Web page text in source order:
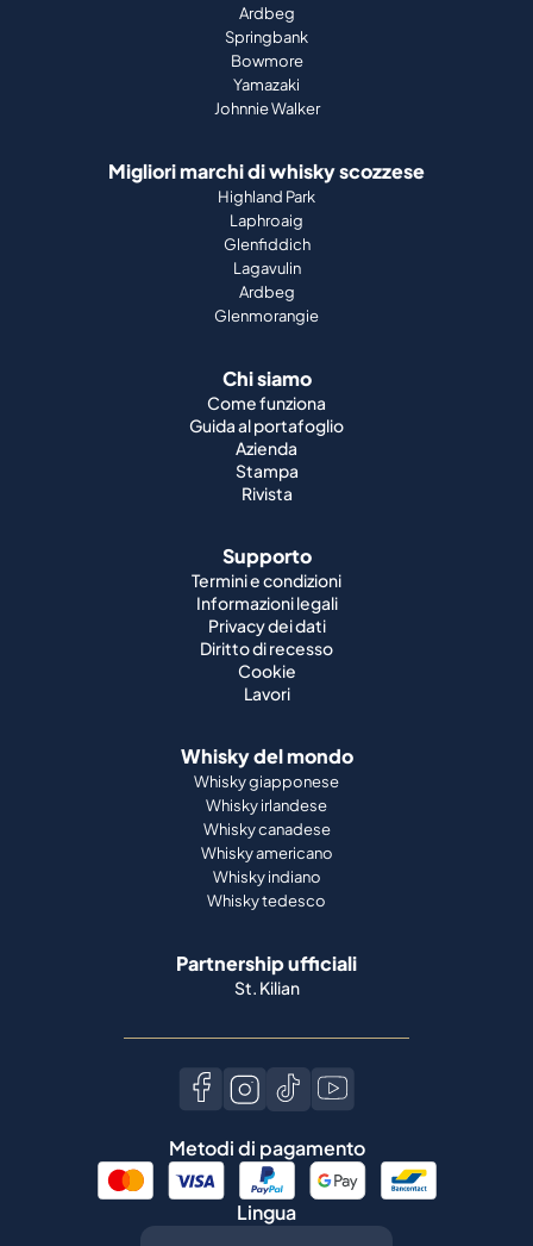
Ardbeg
Springbank
Bowmore
Yamazaki
Johnnie Walker
Migliori marchi di whisky scozzese
Highland Park
Laphroaig
Glenfiddich
Lagavulin
Ardbeg
Glenmorangie
Chi siamo
Come funziona
Guida al portafoglio
Azienda
Stampa
Rivista
Supporto
Termini e condizioni
Informazioni legali
Privacy dei dati
Diritto di recesso
Cookie
Lavori
Whisky del mondo
Whisky giapponese
Whisky irlandese
Whisky canadese
Whisky americano
Whisky indiano
Whisky tedesco
Partnership ufficiali
St. Kilian
Metodi di pagamento
Lingua